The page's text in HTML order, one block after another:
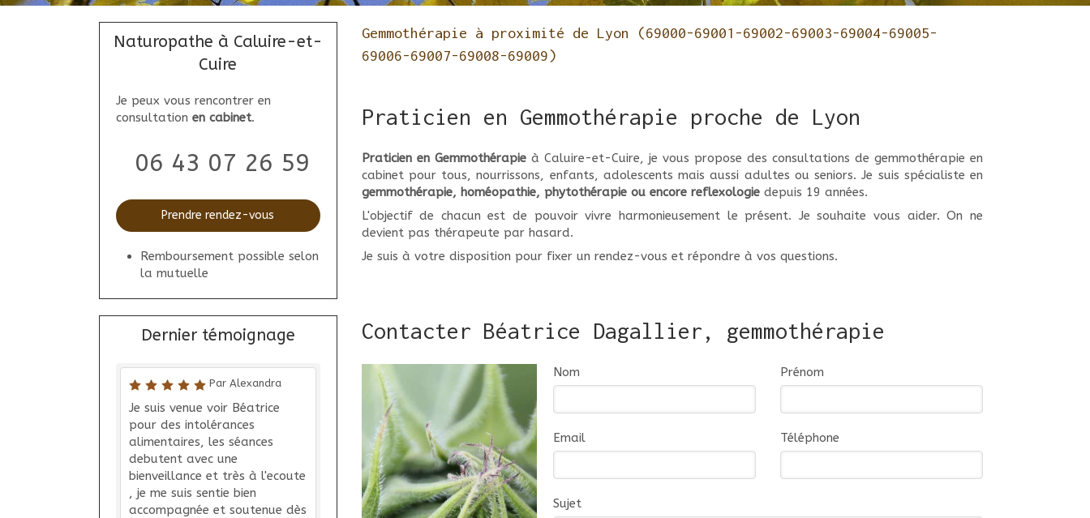
Gemmothérapie à proximité de Lyon (69000-69001-69002-69003-69004-69005-
69006-69007-69008-69009)
Praticien en Gemmothérapie proche de Lyon
Praticien en Gemmothérapieà Caluire-et-Cuire, je vous propose des consultations de gemmothérapie en
cabinet pour tous, nourrissons, enfants, adolescents mais aussi adultes ou seniors. Je suis spécialiste en
gemmothérapie, homéopathie, phytothérapie ou encore reflexologiedepuis 19 années.
L'objectif de chacun est de pouvoir vivre harmonieusement le présent. Je souhaite vous aider. On ne
devient pas thérapeute par hasard.
Je suis à votre disposition pour fixer un rendez-vous et répondre à vos questions.
Contacter Béatrice Dagallier, gemmothérapie
Nom Prénom
Email Téléphone
Sujet
Naturopathe à Caluire-et-
Cuire
Je peux vous rencontrer en
consultation en cabinet.
06 43 07 26 59
Prendre rendez-vous
Remboursement possible selon
la mutuelle
Dernier témoignage
Par Alexandra
Je suis venue voir Béatrice
pour des intolérances
alimentaires, les séances
debutent avec une
bienveillance et très à l'ecoute
, je me suis sentie bien
accompagnée et soutenue dès